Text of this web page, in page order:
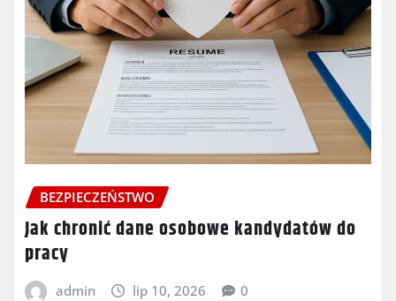
BEZPIECZEŃSTWO
Jak chronić dane osobowe kandydatów do
pracy
admin lip 10, 2026 0